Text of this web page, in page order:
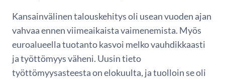
Kansainvälinen talouskehitys oli usean vuoden ajan
vahvaa ennen viimeaikaista vaimenemista. Myös
euroalueella tuotanto kasvoi melko vauhdikkaasti
ja työttömyys väheni. Uusin tieto
työttömyysasteesta on elokuulta, ja tuolloin se oli